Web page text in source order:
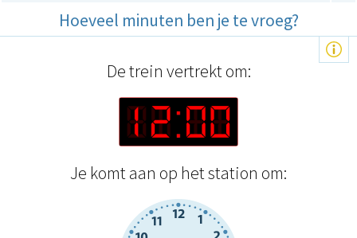
Hoeveel minuten ben je te vroeg?
De trein vertrekt om:
Je komt aan op het station om: